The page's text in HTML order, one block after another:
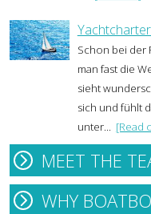
Schon bei der
man fast die
sieht
sich und fühlt
unter... [Read
MEET THE
WHY